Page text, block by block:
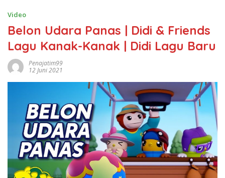
Video
Belon Udara Panas | Didi & Friends
Lagu Kanak-Kanak | Didi Lagu Baru
Penajatim99
12 Juni 2021